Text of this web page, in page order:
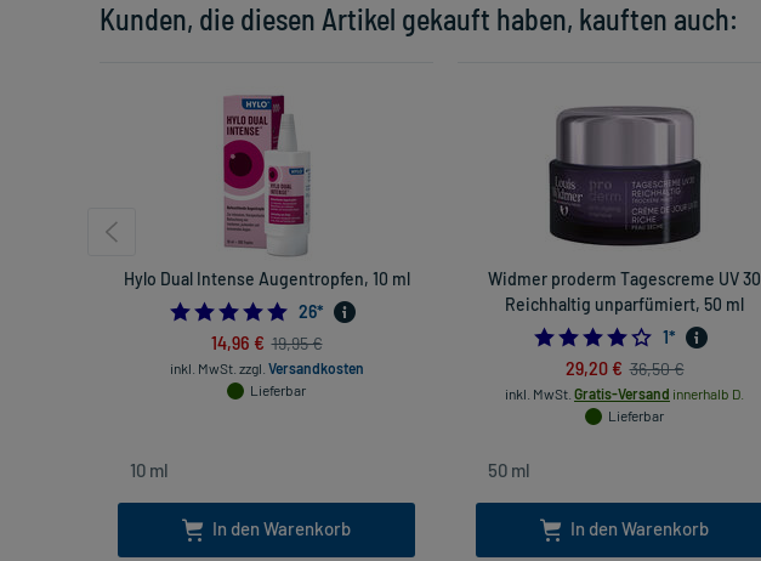
Kunden, die diesen Artikel gekauft haben, kauften auch:
Hylo Dual Intense Augentropfen, 10 ml
4.8076923076923075
26*
14,96 € 19,95 €
inkl. MwSt. zzgl. Versandkosten
Lieferbar
In den Warenkorb
Widmer proderm Tagescreme UV 30
Reichhaltig unparfümiert, 50 ml
4.0
1*
29,20 € 36,50 €
inkl. MwSt. Gratis-Versand innerhalb D.
Lieferbar
In den Warenkorb